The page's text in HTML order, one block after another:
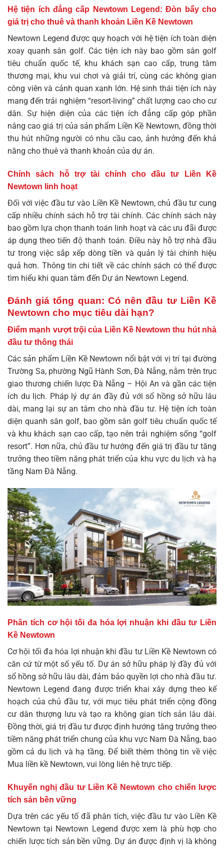
Hệ tiện ích đẳng cấp Newtown Legend: Đòn bẩy cho
giá trị cho thuê và thanh khoản Liền Kề Newtown
Newtown Legend được quy hoạch với hệ tiện ích toàn diện
xoay quanh sân golf. Các tiện ích này bao gồm sân golf
tiêu chuẩn quốc tế, khu khách sạn cao cấp, trung tâm
thương mại, khu vui chơi và giải trí, cùng các không gian
công viên và cảnh quan xanh lớn. Hệ sinh thái tiện ích này
mang đến trải nghiệm “resort-living” chất lượng cao cho cư
dân. Sự hiện diện của các tiện ích đẳng cấp góp phần
nâng cao giá trị của sản phẩm Liền Kề Newtown, đồng thời
thu hút những người có nhu cầu cao, ảnh hưởng đến khả
năng cho thuê và thanh khoản của dự án.
Chính sách hỗ trợ tài chính cho đầu tư Liền Kề
Newtown linh hoạt
Đối với việc đầu tư vào Liền Kề Newtown, chủ đầu tư cung
cấp nhiều chính sách hỗ trợ tài chính. Các chính sách này
bao gồm lựa chọn thanh toán linh hoạt và các ưu đãi được
áp dụng theo tiến độ thanh toán. Điều này hỗ trợ nhà đầu
tư trong việc sắp xếp dòng tiền và quản lý tài chính hiệu
quả hơn. Thông tin chi tiết về các chính sách có thể được
tìm hiểu khi quan tâm đến Dự án Newtown Legend.
Đánh giá tổng quan: Có nên đầu tư Liền Kề
Newtown cho mục tiêu dài hạn?
Điểm mạnh vượt trội của Liền Kề Newtown thu hút nhà
đầu tư thông thái
Các sản phẩm Liền Kề Newtown nổi bật với vị trí tại đường
Trường Sa, phường Ngũ Hành Sơn, Đà Nẵng, nằm trên trục
giao thương chiến lược Đà Nẵng – Hội An và gần các tiện
ích du lịch. Pháp lý dự án đầy đủ với sổ hồng sở hữu lâu
dài, mang lại sự an tâm cho nhà đầu tư. Hệ tiện ích toàn
diện quanh sân golf, bao gồm sân golf tiêu chuẩn quốc tế
và khu khách sạn cao cấp, tạo nên trải nghiệm sống “golf
resort”. Hơn nữa, chủ đầu tư hướng đến giá trị đầu tư tăng
trưởng theo tiềm năng phát triển của khu vực du lịch và hạ
tầng Nam Đà Nẵng.
Phân tích cơ hội tối đa hóa lợi nhuận khi đầu tư Liền
Kề Newtown
Cơ hội tối đa hóa lợi nhuận khi đầu tư Liền Kề Newtown có
căn cứ từ một số yếu tố. Dự án sở hữu pháp lý đầy đủ với
sổ hồng sở hữu lâu dài, đảm bảo quyền lợi cho nhà đầu tư.
Newtown Legend đang được triển khai xây dựng theo kế
hoạch của chủ đầu tư, với mục tiêu phát triển cộng đồng
cư dân thượng lưu và tạo ra không gian tích sản lâu dài.
Đồng thời, giá trị đầu tư được định hướng tăng trưởng theo
tiềm năng phát triển chung của khu vực Nam Đà Nẵng, bao
gồm cả du lịch và hạ tầng. Để biết thêm thông tin về việc
Mua liền kề Newtown, vui lòng liên hệ trực tiếp.
Khuyến nghị đầu tư Liền Kề Newtown cho chiến lược
tích sản bền vững
Dựa trên các yếu tố đã phân tích, việc đầu tư vào Liền Kề
Newtown tại Newtown Legend được xem là phù hợp cho
chiến lược tích sản bền vững. Dự án được định vị là không